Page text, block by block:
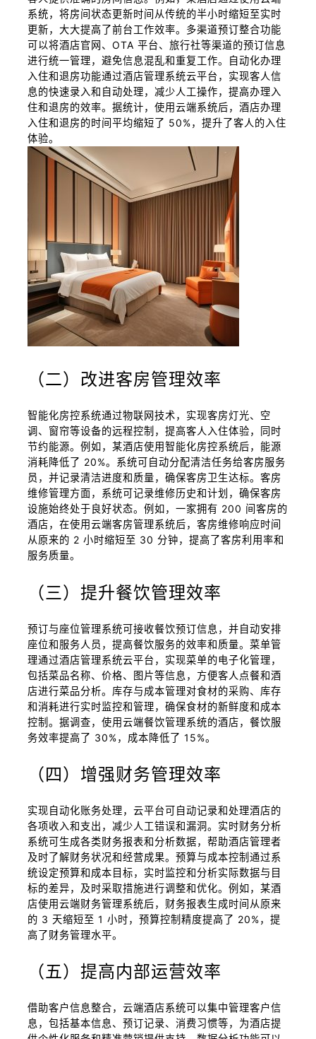
系统，将房间状态更新时间从传统的半小时缩短至实时
更新，大大提高了前台工作效率。多渠道预订整合功能
可以将酒店官网、OTA 平台、旅行社等渠道的预订信息
进行统一管理，避免信息混乱和重复工作。自动化办理
入住和退房功能通过酒店管理系统云平台，实现客人信
息的快速录入和自动处理，减少人工操作，提高办理入
住和退房的效率。据统计，使用云端系统后，酒店办理
入住和退房的时间平均缩短了 50%，提升了客人的入住
体验。
（二）改进客房管理效率
智能化房控系统通过物联网技术，实现客房灯光、空
调、窗帘等设备的远程控制，提高客人入住体验，同时
节约能源。例如，某酒店使用智能化房控系统后，能源
消耗降低了 20%。系统可自动分配清洁任务给客房服务
员，并记录清洁进度和质量，确保客房卫生达标。客房
维修管理方面，系统可记录维修历史和计划，确保客房
设施始终处于良好状态。例如，一家拥有 200 间客房的
酒店，在使用云端客房管理系统后，客房维修响应时间
从原来的 2 小时缩短至 30 分钟，提高了客房利用率和
服务质量。
（三）提升餐饮管理效率
预订与座位管理系统可接收餐饮预订信息，并自动安排
座位和服务人员，提高餐饮服务的效率和质量。菜单管
理通过酒店管理系统云平台，实现菜单的电子化管理，
包括菜品名称、价格、图片等信息，方便客人点餐和酒
店进行菜品分析。库存与成本管理对食材的采购、库存
和消耗进行实时监控和管理，确保食材的新鲜度和成本
控制。据调查，使用云端餐饮管理系统的酒店，餐饮服
务效率提高了 30%，成本降低了 15%。
（四）增强财务管理效率
实现自动化账务处理，云平台可自动记录和处理酒店的
各项收入和支出，减少人工错误和漏洞。实时财务分析
系统可生成各类财务报表和分析数据，帮助酒店管理者
及时了解财务状况和经营成果。预算与成本控制通过系
统设定预算和成本目标，实时监控和分析实际数据与目
标的差异，及时采取措施进行调整和优化。例如，某酒
店使用云端财务管理系统后，财务报表生成时间从原来
的 3 天缩短至 1 小时，预算控制精度提高了 20%，提
高了财务管理水平。
（五）提高内部运营效率
借助客户信息整合，云端酒店系统可以集中管理客户信
息，包括基本信息、预订记录、消费习惯等，为酒店提